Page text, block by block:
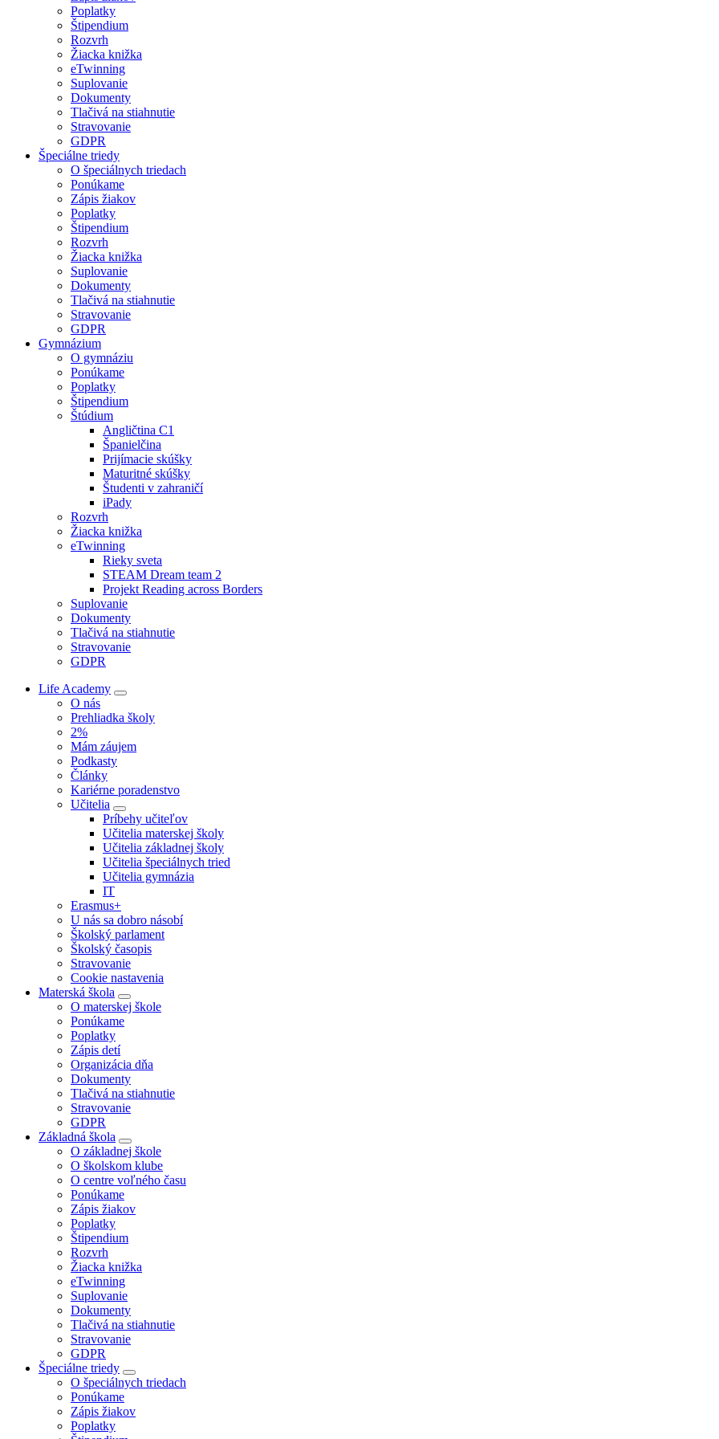
Poplatky
Štipendium
Rozvrh
Žiacka knižka
eTwinning
Suplovanie
Dokumenty
Tlačivá na stiahnutie
Stravovanie
GDPR
Špeciálne triedy
O špeciálnych triedach
Ponúkame
Zápis žiakov
Poplatky
Štipendium
Rozvrh
Žiacka knižka
Suplovanie
Dokumenty
Tlačivá na stiahnutie
Stravovanie
GDPR
Gymnázium
O gymnáziu
Ponúkame
Poplatky
Štipendium
Štúdium
Angličtina C1
Španielčina
Prijímacie skúšky
Maturitné skúšky
Študenti v zahraničí
iPady
Rozvrh
Žiacka knižka
eTwinning
Rieky sveta
STEAM Dream team 2
Projekt Reading across Borders
Suplovanie
Dokumenty
Tlačivá na stiahnutie
Stravovanie
GDPR
Life Academy
O nás
Prehliadka školy
2%
Mám záujem
Podkasty
Články
Kariérne poradenstvo
Učitelia
Príbehy učiteľov
Učitelia materskej školy
Učitelia základnej školy
Učitelia špeciálnych tried
Učitelia gymnázia
IT
Erasmus+
U nás sa dobro násobí
Školský parlament
Školský časopis
Stravovanie
Cookie nastavenia
Materská škola
O materskej škole
Ponúkame
Poplatky
Zápis detí
Organizácia dňa
Dokumenty
Tlačivá na stiahnutie
Stravovanie
GDPR
Základná škola
O základnej škole
O školskom klube
O centre voľného času
Ponúkame
Zápis žiakov
Poplatky
Štipendium
Rozvrh
Žiacka knižka
eTwinning
Suplovanie
Dokumenty
Tlačivá na stiahnutie
Stravovanie
GDPR
Špeciálne triedy
O špeciálnych triedach
Ponúkame
Zápis žiakov
Poplatky